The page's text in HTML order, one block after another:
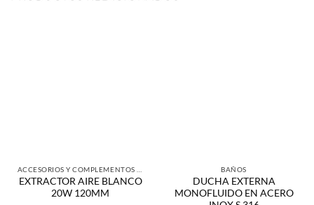
EXTRACTOR AIRE BLANCO
20W 120MM
BAÑOS
DUCHA EXTERNA
MONOFLUIDO EN ACERO